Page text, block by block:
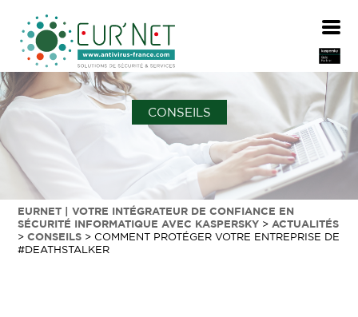
CONSEILS
EURNET | VOTRE INTÉGRATEUR DE CONFIANCE EN
SÉCURITÉ INFORMATIQUE AVEC KASPERSKY >ACTUALITÉS
>CONSEILS > COMMENT PROTÉGER VOTRE ENTREPRISE DE
#DEATHSTALKER